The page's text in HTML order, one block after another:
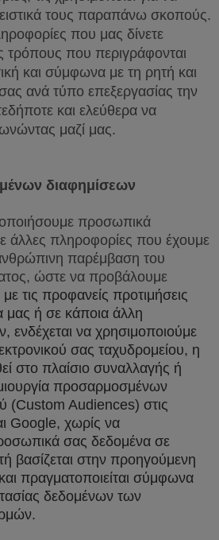
τους παραπάνω σκοπούς.
που μας δίνετε
τρόπους που περιγράφονται
και σύμφωνα με τη ρητή και
ανά τύπο επεξεργασίας την
και ελεύθερα να
μαζί μας.
διαφημίσεων
προσωπικά
άλλες πληροφορίες που έχουμε
παρέμβαση του
ώστε να προβάλουμε
με τις προφανείς προτιμήσεις
μας ή σε κάποια άλλη
ενδέχεται να χρησιμοποιούμε
σας ταχυδρομείου, η
στο πλαίσιο συναλλαγής ή
προσαρμοσμένων
(Custom Audiences) στις
Google, χωρίς να
σας δεδομένα σε
βασίζεται στην προηγούμενη
πραγματοποιείται σύμφωνα
δεδομένων των